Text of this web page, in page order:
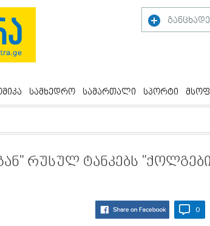
სამხედრო სამართალი სპორტი
რუსულ ტანკებს
0